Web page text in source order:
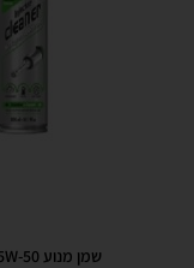
שמן מנוע MOTUL 300V Competition racing 15W-50